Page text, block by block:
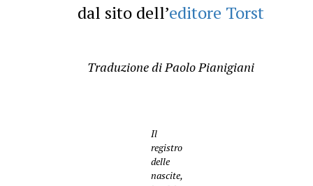
dal sito dell’editore Torst
Traduzione diPaolo Pianigiani
Il
registro
delle
nascite,